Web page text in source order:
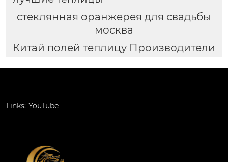
стеклянная оранжерея для свадьбы
москва
Китай полей теплицу Производители
Links: YouTube